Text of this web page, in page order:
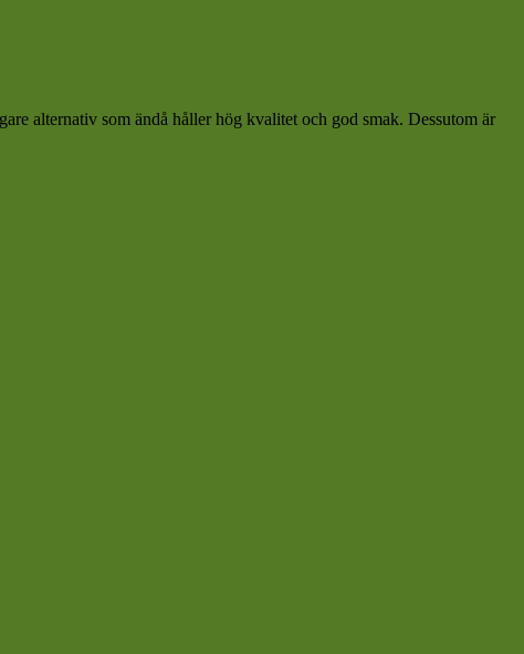
alternativ som ändå håller hög kvalitet och god smak. Dessutom är